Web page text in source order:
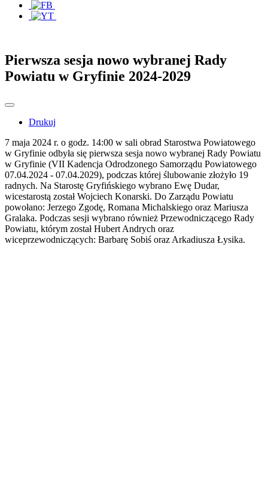
Pierwsza sesja nowo wybranej Rady
Powiatu w Gryfinie 2024-2029
Drukuj
7 maja 2024 r. o godz. 14:00 w sali obrad Starostwa Powiatowego
w Gryfinie odbyła się pierwsza sesja nowo wybranej Rady Powiatu
w Gryfinie (VII Kadencja Odrodzonego Samorządu Powiatowego
07.04.2024 - 07.04.2029), podczas której ślubowanie złożyło 19
radnych. Na Starostę Gryfińskiego wybrano Ewę Dudar,
wicestarostą został Wojciech Konarski. Do Zarządu Powiatu
powołano: Jerzego Zgodę, Romana Michalskiego oraz Mariusza
Gralaka. Podczas sesji wybrano również Przewodniczącego Rady
Powiatu, którym został Hubert Andrych oraz
wiceprzewodniczących: Barbarę Sobiś oraz Arkadiusza Łysika.